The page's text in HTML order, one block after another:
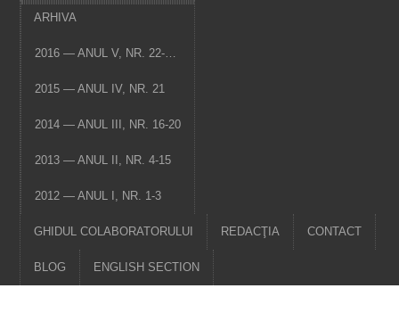
ARHIVA
2016 — ANUL V, NR. 22-…
2015 — ANUL IV, NR. 21
2014 — ANUL III, NR. 16-20
2013 — ANUL II, NR. 4-15
2012 — ANUL I, NR. 1-3
GHIDUL COLABORATORULUI REDACŢIA CONTACT
BLOG ENGLISH SECTION